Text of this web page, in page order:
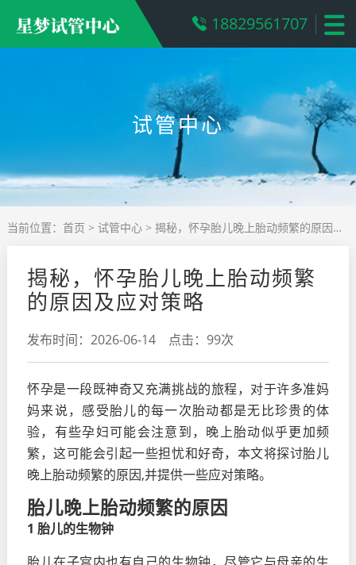
18829561707
试管中心
当前位置： 首页 > 试管中心> 揭秘，怀孕胎儿晚上胎动频繁的原因及应对策略
揭秘，怀孕胎儿晚上胎动频繁
的原因及应对策略
发布时间：2026-06-14 点击：99次
怀孕是一段既神奇又充满挑战的旅程，对于许多准妈
妈来说，感受胎儿的每一次胎动都是无比珍贵的体
验，有些孕妇可能会注意到，晚上胎动似乎更加频
繁，这可能会引起一些担忧和好奇，本文将探讨胎儿
晚上胎动频繁的原因,并提供一些应对策略。
胎儿晚上胎动频繁的原因
1 胎儿的生物钟